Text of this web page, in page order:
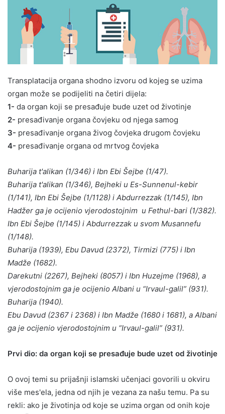
Transplatacija organa shodno izvoru od kojeg se uzima
organ može se podijeliti na četiri dijela:
1- da organ koji se presađuje bude uzet od životinje
2- presađivanje organa čovjeku od njega samog
3- presađivanje organa živog čovjeka drugom čovjeku
4- presađivanje organa od mrtvog čovjeka
Buharija t'alikan (1/346) i Ibn Ebi Šejbe (1/47).
Buharija t'alikan (1/346), Bejheki u Es-Sunnenul-kebir
(1/141), Ibn Ebi Šejbe (1/1128) i Abdurrezzak (1/145), Ibn
Hadžer ga je ocijenio vjerodostojnim u Fethul-bari (1/382).
Ibn Ebi Šejbe (1/145) i Abdurrezzak u svom Musannefu
(1/148).
Buharija (1939), Ebu Davud (2372), Tirmizi (775) i Ibn
Madže (1682).
Darekutni (2267), Bejheki (8057) i Ibn Huzejme (1968), a
vjerodostojnim ga je ocijenio Albani u “Irvaul-galil” (931).
Buharija (1940).
Ebu Davud (2367 i 2368) i Ibn Madže (1680 i 1681), a Albani
ga je ocijenio vjerodostojnim u “Irvaul-galil” (931).
Prvi dio: da organ koji se presađuje bude uzet od životinje
O ovoj temi su prijašnji islamski učenjaci govorili u okviru
više mes'ela, jedna od njih je vezana za našu temu. Pa su
rekli: ako je životinja od koje se uzima organ od onih koje